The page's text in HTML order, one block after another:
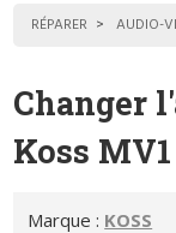
RÉPARER AUDIO-
Changer
Koss MV1
Marque : KOSS